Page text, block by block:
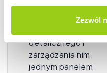
Zezwól
uruchomienia
dodatkowego,
detalicznego i
zarządzania nim
jednym panelem